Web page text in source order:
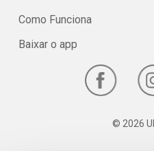
Como Funciona
Baixar o app
© 2026